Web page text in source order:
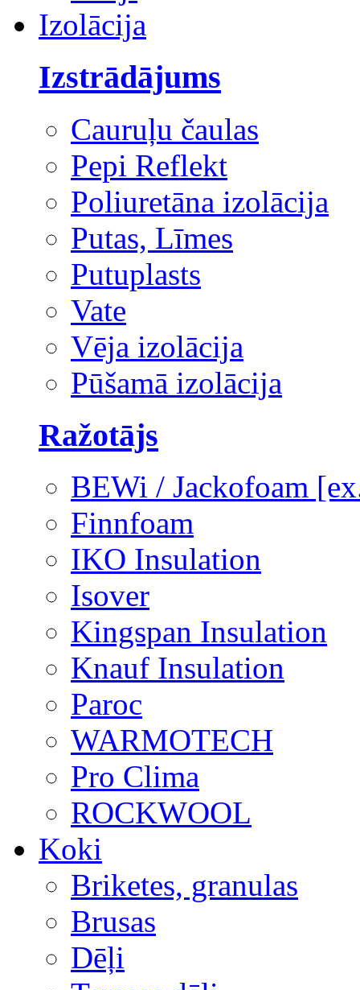
Izolācija
Izstrādājums
Cauruļu čaulas
Pepi Reflekt
Poliuretāna izolācija
Putas, Līmes
Putuplasts
Vate
Vēja izolācija
Pūšamā izolācija
Ražotājs
BEWi / Jackofoam
Finnfoam
IKO Insulation
Isover
Kingspan Insulation
Knauf Insulation
Paroc
WARMOTECH
Pro Clima
ROCKWOOL
Koki
Briketes, granulas
Brusas
Dēļi